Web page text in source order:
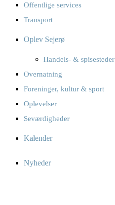
Offentlige services
Transport
Oplev Sejerø
Handels- & spisesteder
Overnatning
Foreninger, kultur & sport
Oplevelser
Seværdigheder
Kalender
Nyheder